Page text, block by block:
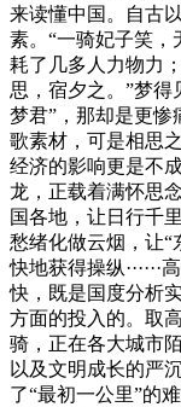
来读懂中国。自古
素。“一骑妃子笑，
耗了几多人力物力
思，宿夕之。”梦得
梦君”，那却是更
歌素材，可是相思
经济的影响更是不
龙，正载着满怀思
国各地，让日行千
愁绪化做云烟，让“
快地获得操纵
快，既是国度分析
方面的投入的。取
骑，正在各大城市
以及文明成长的严
了“最初一公里”的